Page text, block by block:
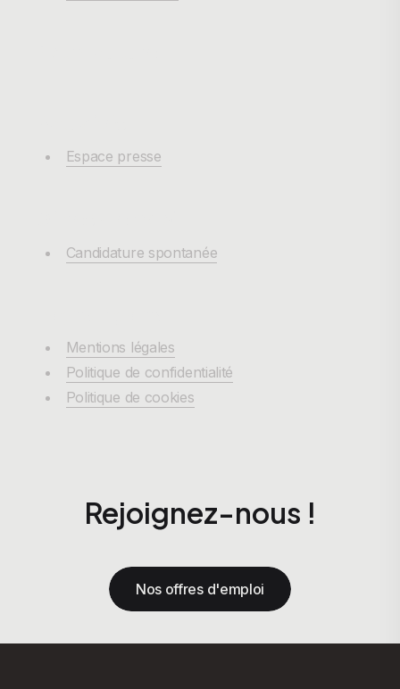
Espace presse
Candidature spontanée
Mentions légales
Politique de confidentialité
Politique de cookies
Rejoignez-nous !
Nos offres d'emploi